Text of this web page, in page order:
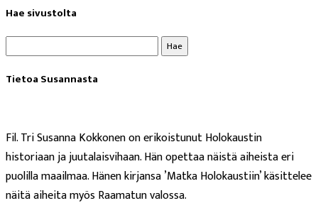
Hae sivustolta
Tietoa Susannasta
Fil. Tri Susanna Kokkonen on erikoistunut Holokaustin
historiaan ja juutalaisvihaan. Hän opettaa näistä aiheista eri
puolilla maailmaa. Hänen kirjansa ’Matka Holokaustiin’ käsittelee
näitä aiheita myös Raamatun valossa.